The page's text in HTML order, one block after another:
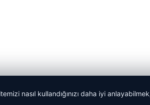
Habercin – Güncel Haberler
nasıl kullandığınızı daha iyi